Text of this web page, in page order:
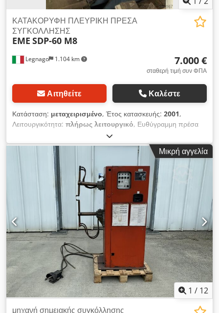
Legnago 1.104 km
ΚΑΤΑΚΟΡΥΦΗ ΠΛΕΥΡΙΚΗ ΠΡΕΣΑ
ΣΥΓΚΟΛΛΗΣΗΣ
EME SDP-60 M8
7.000 €
σταθερή τιμή συν ΦΠΑ
Αιτηθείτε Καλέστε
Κατάσταση: μεταχειρισμένο, Έτος κατασκευής: 2001,
Λειτουργικότητα: πλήρως λειτουργικό, Ευθύγραμμη πρέσα
συγκόλλησης σημείων, μάρκας EME, 60 kVA, 380V,
μονοφασική, μεταχειρισμένη. Csdpfxszhucto Airsrf
Μικρή αγγελία
1 / 12
μηχανή σημειακής συγκόλλησης